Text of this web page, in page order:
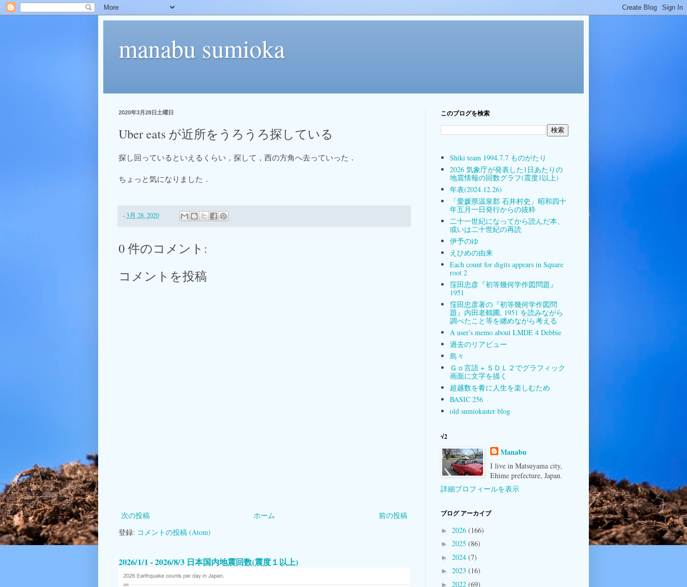
manabu sumioka
2020年3月28日土曜日
Uber eats が近所をうろうろ探している
探し回っているといえるくらい，探して，西の方角へ去っていった．
ちょっと気になりました．
-3月 28, 2020
0 件のコメント:
コメントを投稿
次の投稿 前の投稿
ホーム
登録: コメントの投稿 (Atom)
2026/1/1 - 2026/8/3 日本国内地震回数(震度１以上)
このブログを検索
Shiki team 1994.7.7 ものがたり
2026 気象庁が発表した1日あたりの
地震情報の回数グラフ(震度1以上)
年表(2024.12.26)
「愛媛県温泉郡 石井村史」昭和四十
年五月一日発行からの抜粋
二十一世紀になってから読んだ本、
或いは二十世紀の再読
伊予のゆ
えひめの由来
Each count for digits appears in Square
root 2
窪田忠彦『初等幾何学作図問題』
1951
窪田忠彦著の『初等幾何学作図問
題』内田老鶴圃, 1951 を読みながら
調べたこと等を纏めながら考える
A user's memo about LMDE 4 Debbie
過去のリアビュー
島々
Ｇｏ言語 + ＳＤＬ２でグラフィック
画面に文字を描く
超越数を肴に人生を楽しむため
BASIC 256
old sumiokaster blog
√2
Manabu
I live in Matsuyama city,
Ehime prefecture, Japan.
詳細プロフィールを表示
ブログ アーカイブ
► 2026 (166)
► 2025 (86)
► 2024 (7)
► 2023 (16)
► 2022 (69)